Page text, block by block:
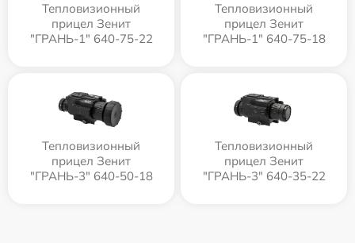
Тепловизионный
прицел Зенит
"ГРАНЬ-1" 640-75-22
Тепловизионный
прицел Зенит
"ГРАНЬ-1" 640-75-18
Тепловизионный
прицел Зенит
"ГРАНЬ-3" 640-50-18
Тепловизионный
прицел Зенит
"ГРАНЬ-3" 640-35-22